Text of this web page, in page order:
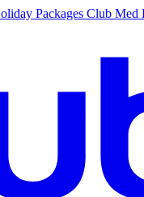
Packages Club Med